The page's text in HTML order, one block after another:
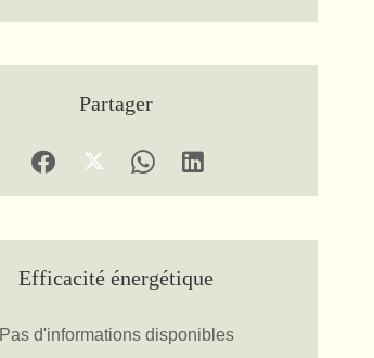
Partager
Efficacité énergétique
Pas d'informations disponibles